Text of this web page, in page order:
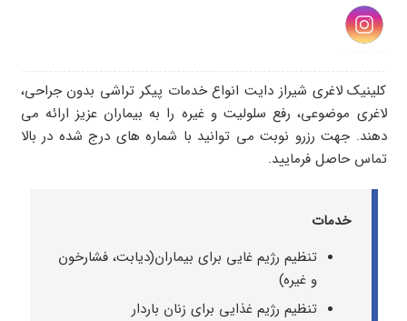
کلینیک لاغری شیراز دایت انواع خدمات پیکر تراشی بدون جراحی،
لاغری موضوعی، رفع سلولیت و غیره را به بیماران عزیز ارائه می
دهند. جهت رزرو نوبت می توانید با شماره های درج شده در بالا
تماس حاصل فرمایید.
خدمات
تنظیم رژیم غایی برای بیماران(دیابت، فشارخون
و غیره)
تنظیم رژیم غذایی برای زنان باردار